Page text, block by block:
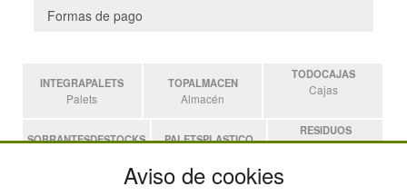
Formas de pago
INTEGRAPALETS
Palets
TOPALMACEN
Almacén
TODOCAJAS
Cajas
SOBRANTESDESTOCKS PALETSPLASTICO
RESIDUOS
Residuos
Aviso de cookies